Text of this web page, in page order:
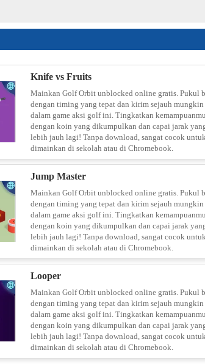
Knife vs Fruits
Mainkan Golf Orbit unblocked online gratis. Pukul
dengan timing yang tepat dan kirim sejauh mungkin
dalam game aksi golf ini. Tingkatkan kemampuanmu
dengan koin yang dikumpulkan dan capai jarak
lebih jauh lagi! Tanpa download, sangat cocok untuk
dimainkan di sekolah atau di Chromebook.
Jump Master
Mainkan Golf Orbit unblocked online gratis. Pukul
dengan timing yang tepat dan kirim sejauh mungkin
dalam game aksi golf ini. Tingkatkan kemampuanmu
dengan koin yang dikumpulkan dan capai jarak
lebih jauh lagi! Tanpa download, sangat cocok untuk
dimainkan di sekolah atau di Chromebook.
Looper
Mainkan Golf Orbit unblocked online gratis. Pukul
dengan timing yang tepat dan kirim sejauh mungkin
dalam game aksi golf ini. Tingkatkan kemampuanmu
dengan koin yang dikumpulkan dan capai jarak
lebih jauh lagi! Tanpa download, sangat cocok untuk
dimainkan di sekolah atau di Chromebook.